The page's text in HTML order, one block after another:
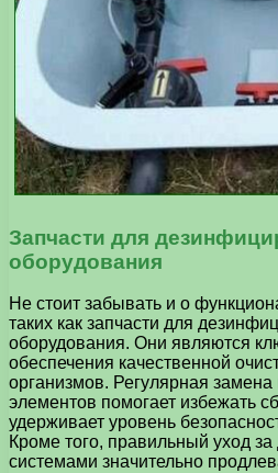
Запчасти для
оборудования
Не стоит забывать и о
таких как запчасти для
оборудования. Они являются
обеспечения качественной
организмов. Регулярная
элементов помогает избежать
удерживает уровень
Кроме того, правильный уход
системами значительно